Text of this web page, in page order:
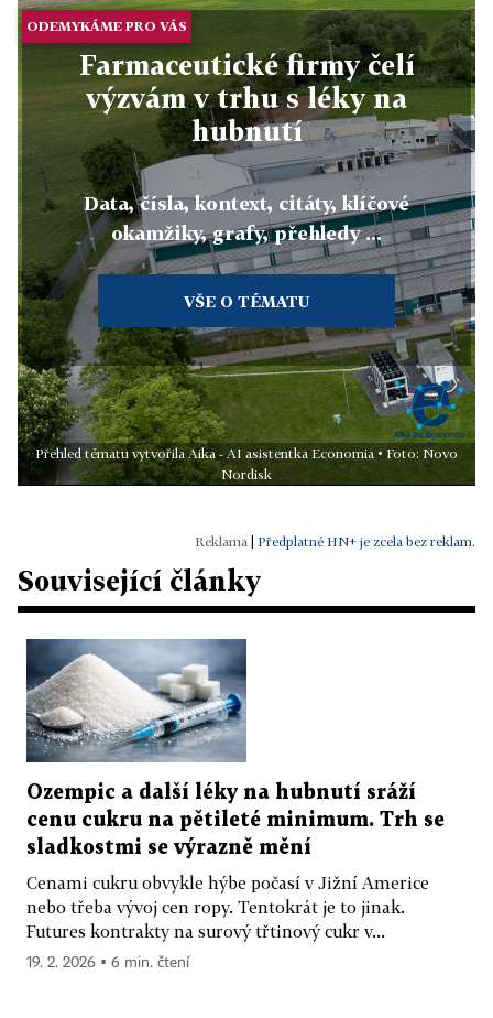
ODEMYKÁME PRO VÁS
Farmaceutické firmy čelí
výzvám v trhu s léky na
hubnutí
Data, čísla, kontext, citáty, klíčové
okamžiky, grafy, přehledy ...
VŠE O TÉMATU
Přehled tématu vytvořila Aika - AI asistentka Economia • Foto: Novo
Nordisk
Předplatné HN+ je zcela bez reklam.
Související články
Ozempic a další léky na hubnutí sráží
cenu cukru na pětileté minimum. Trh se
sladkostmi se výrazně mění
Cenami cukru obvykle hýbe počasí v Jižní Americe
nebo třeba vývoj cen ropy. Tentokrát je to jinak.
Futures kontrakty na surový třtinový cukr v...
19. 2. 2026 ▪ 6 min. čtení